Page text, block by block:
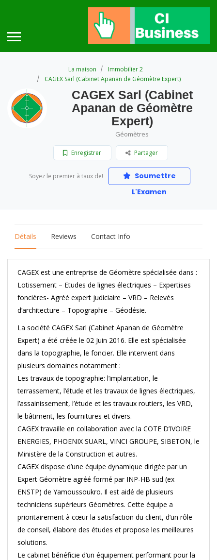
La maison
Immobilier 2
CAGEX Sarl (Cabinet Apanan de Géomètre Expert)
CAGEX Sarl (Cabinet
Apanan de Géomètre
Expert)
Géomètres
Enregistrer Partager
Soyez le premier à taux de!
Soumettre
L'Examen
Détails Reviews Contact Info
CAGEX est une entreprise de Géomètre spécialisée dans :
Lotissement – Etudes de lignes électriques – Expertises
foncières- Agréé expert judiciaire – VRD – Relevés
d’architecture – Topographie – Géodésie.
La société CAGEX Sarl (Cabinet Apanan de Géomètre
Expert) a été créée le 02 Juin 2016. Elle est spécialisée
dans la topographie, le foncier. Elle intervient dans
plusieurs domaines notamment :
Les travaux de topographie: l’implantation, le
terrassement, l’étude et les travaux de lignes électriques,
l’assainissement, l’étude et les travaux routiers, les VRD,
le bâtiment, les fournitures et divers.
CAGEX travaille en collaboration avec la COTE D’IVOIRE
ENERGIES, PHOENIX SUARL, VINCI GROUPE, SIBETON, le
Ministère de la Construction et autres.
CAGEX dispose d’une équipe dynamique dirigée par un
Expert Géomètre agréé formé par INP-HB sud (ex
ENSTP) de Yamoussoukro. Il est aidé de plusieurs
techniciens supérieurs Géomètres. Cette équipe a
prioritairement à cœur la satisfaction du client, d’un rôle
de conseil, élabore des études et propose les meilleures
solutions.
Le cabinet bénéficie d’un équipement performant pour la